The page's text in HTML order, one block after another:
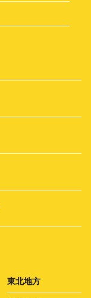
東北地方